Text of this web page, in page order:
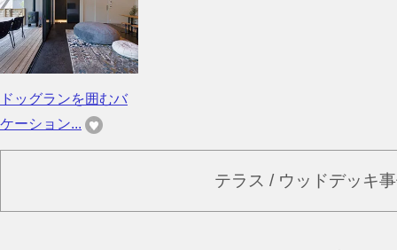
ドッグランを囲むバ
ケーション...
テラス / ウッドデッキ